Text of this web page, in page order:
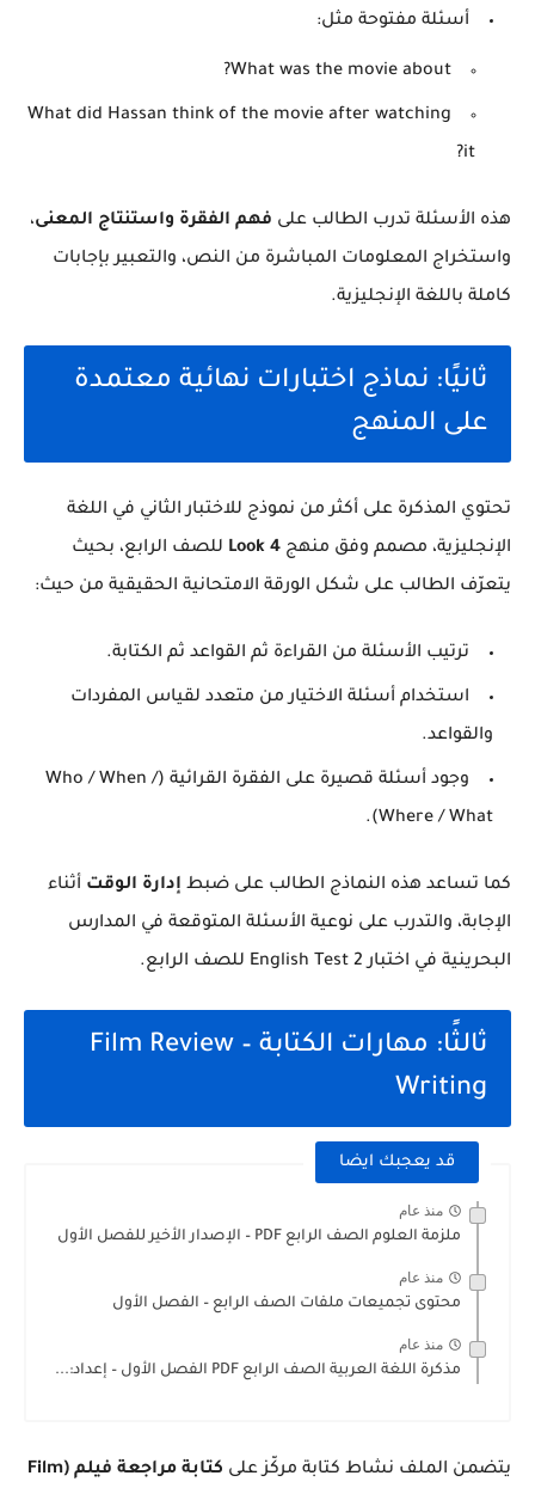
أسئلة مفتوحة مثل:
What was the movie about?
What did Hassan think of the movie after watching
it?
هذه الأسئلة تدرب الطالب على فهم الفقرة واستنتاج المعنى،
واستخراج المعلومات المباشرة من النص، والتعبير بإجابات
كاملة باللغة الإنجليزية.
ثانيًا: نماذج اختبارات نهائية معتمدة
على المنهج
تحتوي المذكرة على أكثر من نموذج للاختبار الثاني في اللغة
الإنجليزية، مصمم وفق منهج Look 4 للصف الرابع، بحيث
يتعرّف الطالب على شكل الورقة الامتحانية الحقيقية من حيث:
ترتيب الأسئلة من القراءة ثم القواعد ثم الكتابة.
استخدام أسئلة الاختيار من متعدد لقياس المفردات
والقواعد.
وجود أسئلة قصيرة على الفقرة القرائية (Who / When /
Where / What).
كما تساعد هذه النماذج الطالب على ضبط إدارة الوقت أثناء
الإجابة، والتدرب على نوعية الأسئلة المتوقعة في المدارس
البحرينية في اختبار English Test 2 للصف الرابع.
ثالثًا: مهارات الكتابة – Film Review
Writing
قد يعجبك ايضا
منذ عام
ملزمة العلوم الصف الرابع PDF – الإصدار الأخير للفصل الأول
منذ عام
محتوى تجميعات ملفات الصف الرابع – الفصل الأول
منذ عام
مذكرة اللغة العربية الصف الرابع PDF الفصل الأول – إعداد:...
يتضمن الملف نشاط كتابة مركّز على كتابة مراجعة فيلم (Film